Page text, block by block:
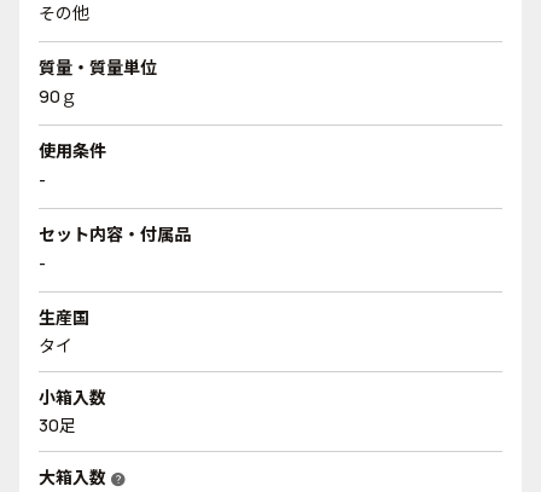
その他
質量・質量単位
90ｇ
使用条件
-
セット内容・付属品
-
生産国
タイ
小箱入数
30足
大箱入数 help